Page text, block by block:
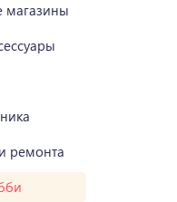
магазины
ремонта